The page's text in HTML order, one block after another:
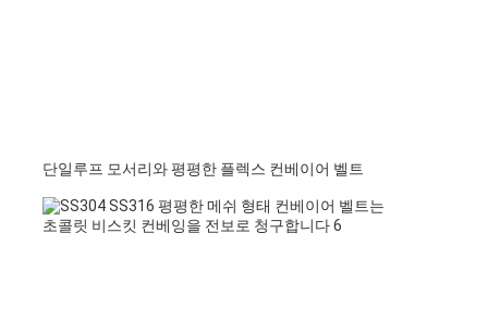
단일루프 모서리와 평평한 플렉스 컨베이어 벨트